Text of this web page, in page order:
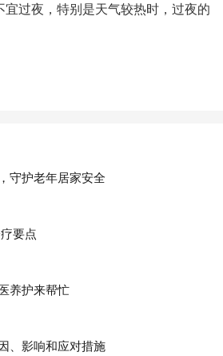
过夜，特别是天气较热时，过夜的
守护老年居家安全
要点
养护来帮忙
、影响和应对措施